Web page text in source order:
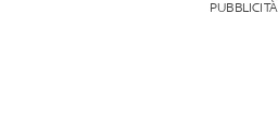
PUBBLICITÀ